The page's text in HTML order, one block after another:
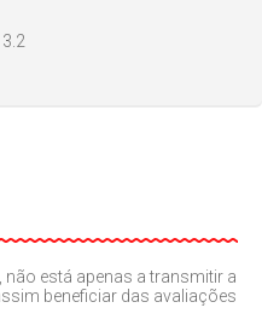
3.2
está apenas a transmitir a
beneficiar das avaliações